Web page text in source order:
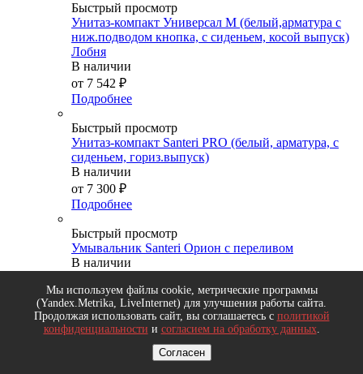
Быстрый просмотр
Унитаз-компакт Универсал М (белый,арматура с
ниж.подводом кнопка, с сиденьем, косой выпуск)
Лобня
В наличии
от 7 542 ₽
Подробнее
Быстрый просмотр
Унитаз-компакт Santeri PRO (белый, арматура, с
сиденьем, гориз.выпуск)
В наличии
от 7 300 ₽
Подробнее
Быстрый просмотр
Умывальник Santeri Орион с переливом
В наличии
Подробнее
Собери свой набор
Набор автомобилиста
Набор для дачи
Мы используем файлы cookie, метрические программы
(Yandex.Metrika, LiveInternet) для улучшения работы сайта.
Продолжая использовать сайт, вы соглашаетесь с политикой
конфиденциальности и согласием на обработку данных.
Согласен